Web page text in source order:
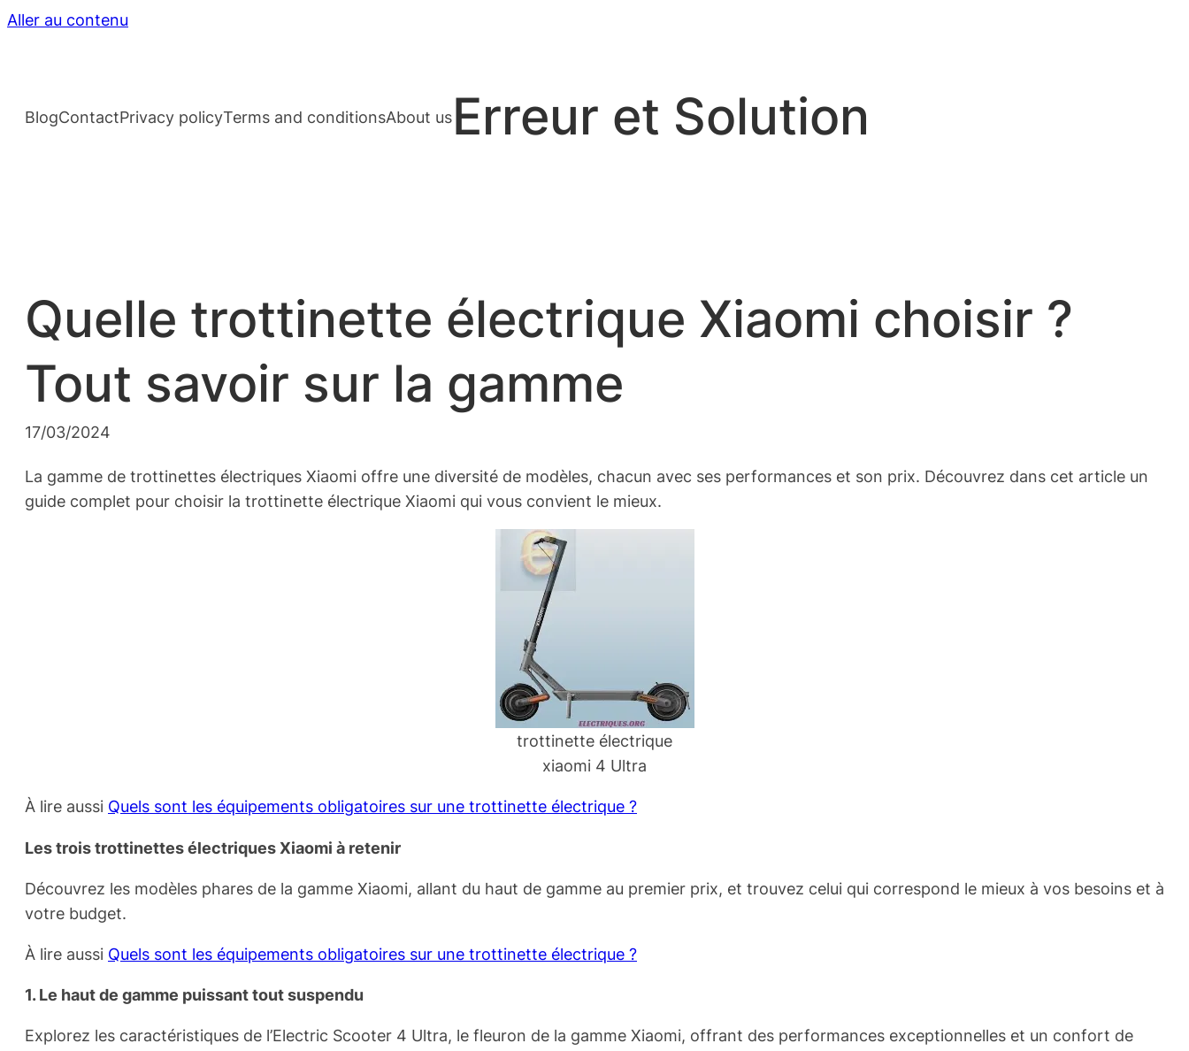
Aller au contenu
BlogContactPrivacy policyTerms and conditionsAbout usErreur et Solution
Quelle trottinette électrique Xiaomi choisir ?
Tout savoir sur la gamme
17/03/2024
La gamme de trottinettes électriques Xiaomi offre une diversité de modèles, chacun avec ses performances et son prix. Découvrez dans cet article un
guide complet pour choisir la trottinette électrique Xiaomi qui vous convient le mieux.
trottinette électrique
xiaomi 4 Ultra
À lire aussi Quels sont les équipements obligatoires sur une trottinette électrique ?
Les trois trottinettes électriques Xiaomi à retenir
Découvrez les modèles phares de la gamme Xiaomi, allant du haut de gamme au premier prix, et trouvez celui qui correspond le mieux à vos besoins et à
votre budget.
À lire aussi Quels sont les équipements obligatoires sur une trottinette électrique ?
1. Le haut de gamme puissant tout suspendu
Explorez les caractéristiques de l’Electric Scooter 4 Ultra, le fleuron de la gamme Xiaomi, offrant des performances exceptionnelles et un confort de